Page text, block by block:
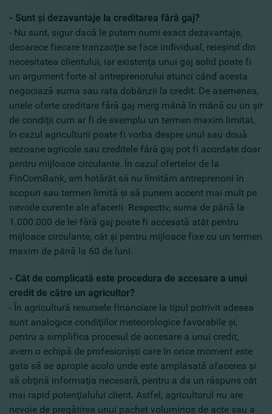
- Sunt şi dezavantaje la creditarea fără gaj?
- Nu sunt, sigur dacă le putem numi exact dezavantaje,
deoarece fiecare tranzacţie se face individual, reieşind din
necesitatea clientului, iar existenţa unui gaj solid poate fi
un argument forte al antreprenorului atunci când acesta
negociază suma sau rata dobânzii la credit. De asemenea,
unele oferte creditare fără gaj merg mână în mână cu un şir
de condiţii cum ar fi de exemplu un termen maxim limitat,
în cazul agriculturii poate fi vorba despre unul sau două
sezoane agricole sau creditele fără gaj pot fi acordate doar
pentru mijloace circulante. În cazul ofertelor de la
FinComBank, am hotărât să nu limităm antreprenorii în
scopuri sau termen limită şi să punem accent mai mult pe
nevoile curente ale afacerii. Respectiv, suma de până la
1.000.000 de lei fără gaj poate fi accesată atât pentru
mijloace circulante, cât şi pentru mijloace fixe cu un termen
maxim de până la 60 de luni.
- Cât de complicată este procedura de accesare a unui
credit de către un agricultor?
- În agricultură resursele financiare la tipul potrivit adesea
sunt analogice condiţiilor meteorologice favorabile şi,
pentru a simplifica procesul de accesare a unui credit,
avem o echipă de profesionişti care în orice moment este
gata să se apropie acolo unde este amplasată afacerea şi
să obţină informaţia necesară, pentru a da un răspuns cât
mai rapid potenţialului client. Astfel, agricultorul nu are
nevoie de pregătirea unui pachet voluminos de acte sau a